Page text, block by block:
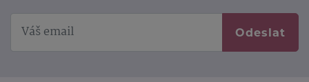
Odeslat